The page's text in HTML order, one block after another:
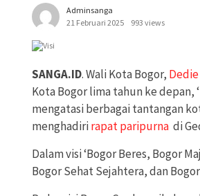
Adminsanga
21 Februari 2025
993 views
SANGA.ID. Wali Kota Bogor, Dedie
Kota Bogor lima tahun ke depan, ‘
mengatasi berbagai tantangan
menghadirirapat paripurna di
Dalam visi ‘Bogor Beres, Bogor
Bogor Sehat Sejahtera, dan Bogor